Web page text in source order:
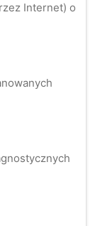
Internet) o